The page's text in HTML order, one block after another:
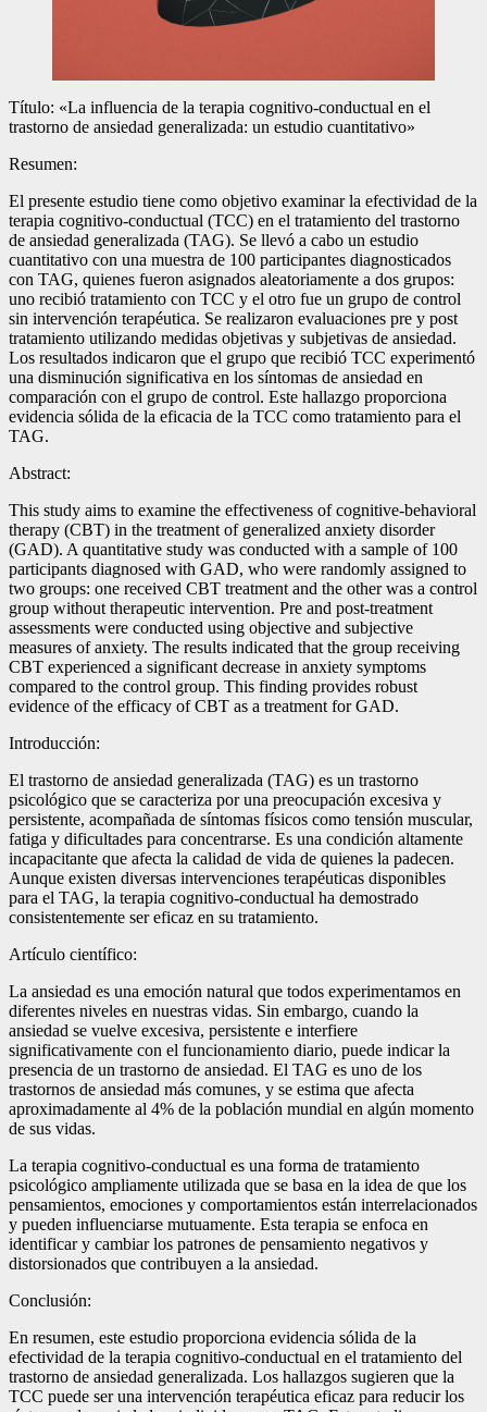
Título: «La influencia de la terapia cognitivo-conductual en el
trastorno de ansiedad generalizada: un estudio cuantitativo»
Resumen:
El presente estudio tiene como objetivo examinar la efectividad de la
terapia cognitivo-conductual (TCC) en el tratamiento del trastorno
de ansiedad generalizada (TAG). Se llevó a cabo un estudio
cuantitativo con una muestra de 100 participantes diagnosticados
con TAG, quienes fueron asignados aleatoriamente a dos grupos:
uno recibió tratamiento con TCC y el otro fue un grupo de control
sin intervención terapéutica. Se realizaron evaluaciones pre y post
tratamiento utilizando medidas objetivas y subjetivas de ansiedad.
Los resultados indicaron que el grupo que recibió TCC experimentó
una disminución significativa en los síntomas de ansiedad en
comparación con el grupo de control. Este hallazgo proporciona
evidencia sólida de la eficacia de la TCC como tratamiento para el
TAG.
Abstract:
This study aims to examine the effectiveness of cognitive-behavioral
therapy (CBT) in the treatment of generalized anxiety disorder
(GAD). A quantitative study was conducted with a sample of 100
participants diagnosed with GAD, who were randomly assigned to
two groups: one received CBT treatment and the other was a control
group without therapeutic intervention. Pre and post-treatment
assessments were conducted using objective and subjective
measures of anxiety. The results indicated that the group receiving
CBT experienced a significant decrease in anxiety symptoms
compared to the control group. This finding provides robust
evidence of the efficacy of CBT as a treatment for GAD.
Introducción:
El trastorno de ansiedad generalizada (TAG) es un trastorno
psicológico que se caracteriza por una preocupación excesiva y
persistente, acompañada de síntomas físicos como tensión muscular,
fatiga y dificultades para concentrarse. Es una condición altamente
incapacitante que afecta la calidad de vida de quienes la padecen.
Aunque existen diversas intervenciones terapéuticas disponibles
para el TAG, la terapia cognitivo-conductual ha demostrado
consistentemente ser eficaz en su tratamiento.
Artículo científico:
La ansiedad es una emoción natural que todos experimentamos en
diferentes niveles en nuestras vidas. Sin embargo, cuando la
ansiedad se vuelve excesiva, persistente e interfiere
significativamente con el funcionamiento diario, puede indicar la
presencia de un trastorno de ansiedad. El TAG es uno de los
trastornos de ansiedad más comunes, y se estima que afecta
aproximadamente al 4% de la población mundial en algún momento
de sus vidas.
La terapia cognitivo-conductual es una forma de tratamiento
psicológico ampliamente utilizada que se basa en la idea de que los
pensamientos, emociones y comportamientos están interrelacionados
y pueden influenciarse mutuamente. Esta terapia se enfoca en
identificar y cambiar los patrones de pensamiento negativos y
distorsionados que contribuyen a la ansiedad.
Conclusión:
En resumen, este estudio proporciona evidencia sólida de la
efectividad de la terapia cognitivo-conductual en el tratamiento del
trastorno de ansiedad generalizada. Los hallazgos sugieren que la
TCC puede ser una intervención terapéutica eficaz para reducir los